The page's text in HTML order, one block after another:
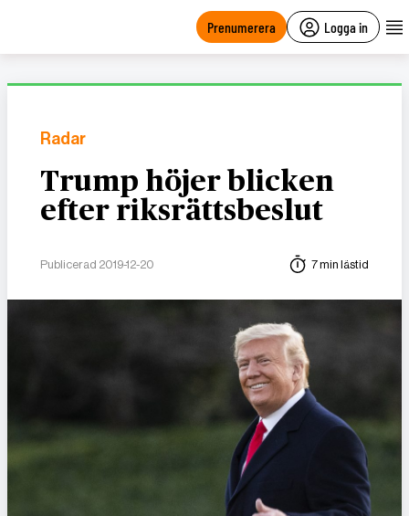
Prenumerera Logga in
Radar
Trump höjer blicken
efter riksrättsbeslut
Publicerad 2019-12-20 7 min lästid